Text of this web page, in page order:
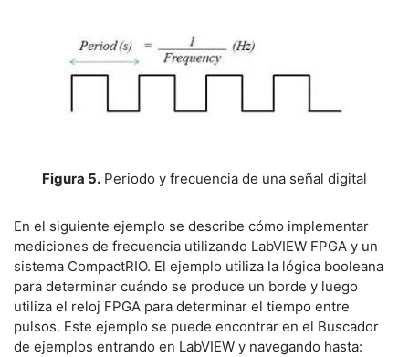
Figura 5. Periodo y frecuencia de una señal digital
En el siguiente ejemplo se describe cómo implementar
mediciones de frecuencia utilizando LabVIEW FPGA y un
sistema CompactRIO. El ejemplo utiliza la lógica booleana
para determinar cuándo se produce un borde y luego
utiliza el reloj FPGA para determinar el tiempo entre
pulsos. Este ejemplo se puede encontrar en el Buscador
de ejemplos entrando en LabVIEW y navegando hasta: